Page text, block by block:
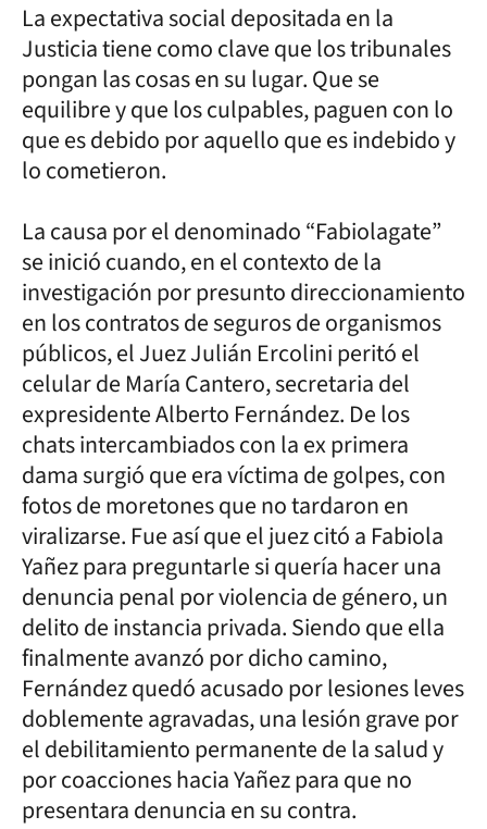
La expectativa social depositada en la
Justicia tiene como clave que los tribunales
pongan las cosas en su lugar. Que se
equilibre y que los culpables, paguen con lo
que es debido por aquello que es indebido y
lo cometieron.
La causa por el denominado “Fabiolagate”
se inició cuando, en el contexto de la
investigación por presunto direccionamiento
en los contratos de seguros de organismos
públicos, el Juez Julián Ercolini peritó el
celular de María Cantero, secretaria del
expresidente Alberto Fernández. De los
chats intercambiados con la ex primera
dama surgió que era víctima de golpes, con
fotos de moretones que no tardaron en
viralizarse. Fue así que el juez citó a Fabiola
Yañez para preguntarle si quería hacer una
denuncia penal por violencia de género, un
delito de instancia privada. Siendo que ella
finalmente avanzó por dicho camino,
Fernández quedó acusado por lesiones leves
doblemente agravadas, una lesión grave por
el debilitamiento permanente de la salud y
por coacciones hacia Yañez para que no
presentara denuncia en su contra.